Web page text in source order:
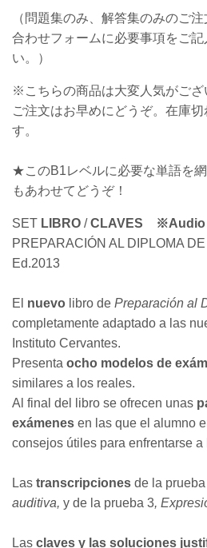
（問題集のみ、解答集のみのご
合わせフォームに必要事項をご
い。）
※こちらの商品は大変人気がござ
ご注文はお早めにどうぞ。在庫
す。
★このB1レベルに必要な単語を
もあわせてどうぞ！
SET LIBRO /CLAVES ※Audio
PREPARACIÓN AL DIPLOMA
Ed.2013
El nuevo libro de Preparación al
completamente adaptado a las
Instituto Cervantes.
Presenta ocho modelos de
similares a los reales.
Al final del libro se ofrecen unas
exámenes en las que el alumno
consejos útiles para enfrentarse
Las transcripciones de la prueba
auditiva, y de la prueba 3,
Las claves y las soluciones